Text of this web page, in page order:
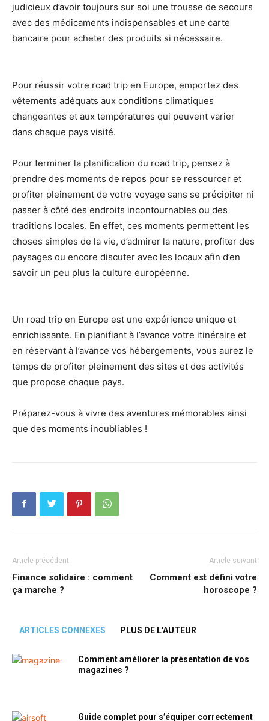
judicieux d’avoir toujours sur soi une trousse de secours
avec des médicaments indispensables et une carte
bancaire pour acheter des produits si nécessaire.
Pour réussir votre road trip en Europe, emportez des
vêtements adéquats aux conditions climatiques
changeantes et aux températures qui peuvent varier
dans chaque pays visité.
Pour terminer la planification du road trip, pensez à
prendre des moments de repos pour se ressourcer et
profiter pleinement de votre voyage sans se précipiter ni
passer à côté des endroits incontournables ou des
traditions locales. En effet, ces moments permettent les
choses simples de la vie, d’admirer la nature, profiter des
paysages ou encore discuter avec les locaux afin d’en
savoir un peu plus la culture européenne.
Un road trip en Europe est une expérience unique et
enrichissante. En planifiant à l’avance votre itinéraire et
en réservant à l’avance vos hébergements, vous aurez le
temps de profiter pleinement des sites et des activités
que propose chaque pays.
Préparez-vous à vivre des aventures mémorables ainsi
que des moments inoubliables !
Article précédent
Finance solidaire : comment
ça marche ?
Article suivant
Comment est défini votre
horoscope ?
ARTICLES CONNEXES PLUS DE L'AUTEUR
Comment améliorer la présentation de vos
magazines ?
Guide complet pour s’équiper correctement